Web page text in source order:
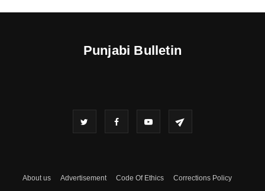
Punjabi Bulletin
About us Advertisement Code Of Ethics Corrections Policy